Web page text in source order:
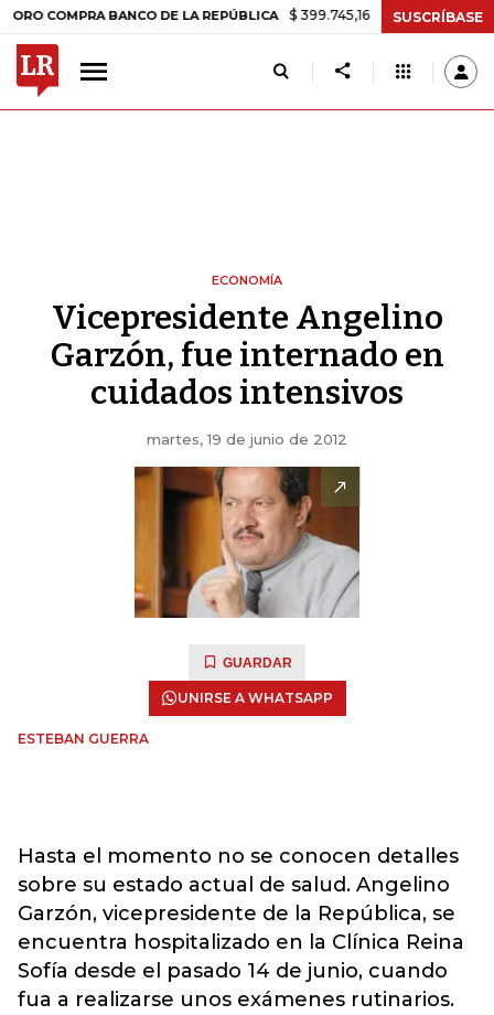
BANCO DE LA REPÚBLICA $ 399.745,16 +$ 2.295,71 +0,58%
SUSCRÍBASE
ECONOMÍA
Vicepresidente Angelino
Garzón, fue internado en
cuidados intensivos
martes, 19 de junio de 2012
GUARDAR
UNIRSE A WHATSAPP
ESTEBAN GUERRA
Hasta el momento no se conocen detalles
sobre su estado actual de salud. Angelino
Garzón, vicepresidente de la República, se
encuentra hospitalizado en la Clínica Reina
Sofía desde el pasado 14 de junio, cuando
fua a realizarse unos exámenes rutinarios.